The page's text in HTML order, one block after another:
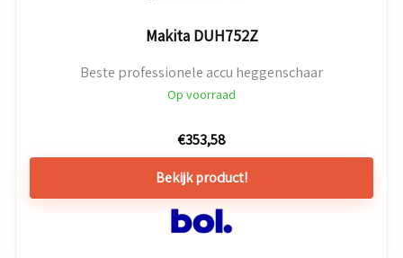
Makita DUH752Z
Beste professionele accu heggenschaar
Op voorraad
€353,58
Bekijk product!